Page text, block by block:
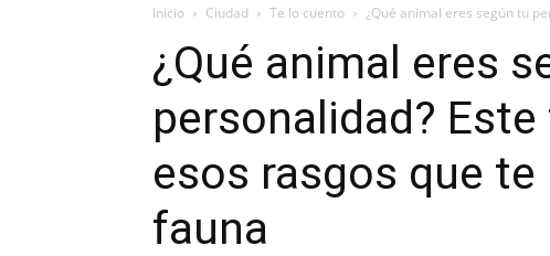
Inicio Ciudad Te lo cuento ¿Qué animal eres según tu
¿Qué animal eres
personalidad?
esos rasgos que
fauna